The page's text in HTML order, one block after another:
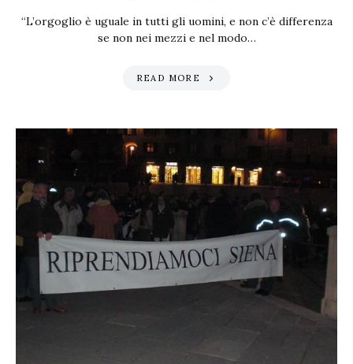
“L’orgoglio è uguale in tutti gli uomini, e non c’è differenza
se non nei mezzi e nel modo…
READ MORE